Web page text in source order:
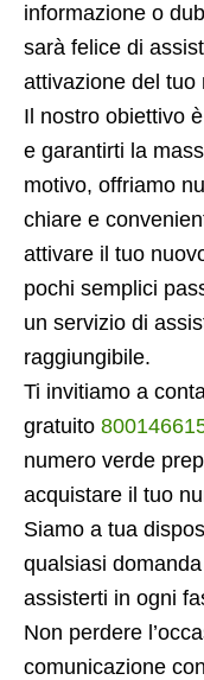
informazione o
sarà felice di
attivazione del tuo
Il nostro obiettivo
e garantirti la
motivo, offriamo
chiare e
attivare il tuo
pochi semplici
un servizio di
raggiungibile.
Ti invitiamo a
gratuito
numero verde
acquistare il tuo
Siamo a tua
qualsiasi
assisterti in ogni
Non perdere
comunicazione